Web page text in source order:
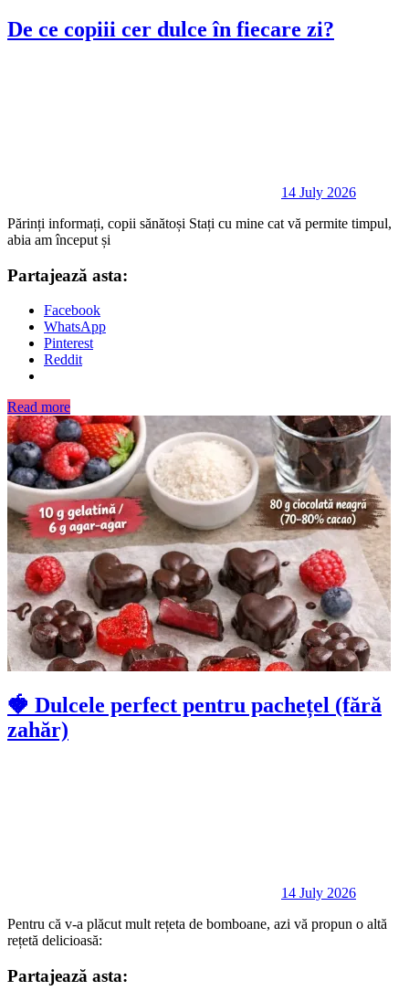
De ce copiii cer dulce în fiecare zi?
14 July 2026
Părinți informați, copii sănătoși Stați cu mine cat vă permite timpul,
abia am început și
Partajează asta:
Facebook
WhatsApp
Pinterest
Reddit
Read more
🍓 Dulcele perfect pentru pachețel (fără
zahăr)
14 July 2026
Pentru că v-a plăcut mult rețeta de bomboane, azi vă propun o altă
rețetă delicioasă:
Partajează asta: